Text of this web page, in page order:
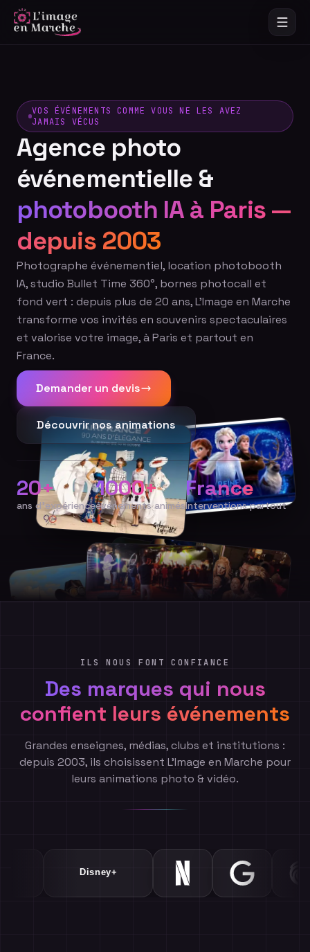
VOS ÉVÉNEMENTS COMME VOUS NE LES AVEZ
JAMAIS VÉCUS
Agence photo
événementielle &
photobooth IA à Paris —
depuis 2003
Photographe événementiel, location photobooth
IA, studio Bullet Time 360°, bornes photocall et
fond vert : depuis plus de 20 ans, L'Image en Marche
transforme vos invités en souvenirs spectaculaires
et valorise votre image, à Paris et partout en
France.
Demander un devis
Découvrir nos animations
20+
ans d'expérience
1000+
événements animés
France
Interventions partout
ILS NOUS FONT CONFIANCE
Des marques qui nous
confient leurs événements
Grandes enseignes, médias, clubs et institutions :
depuis 2003, ils choisissent L'Image en Marche pour
leurs animations photo & vidéo.